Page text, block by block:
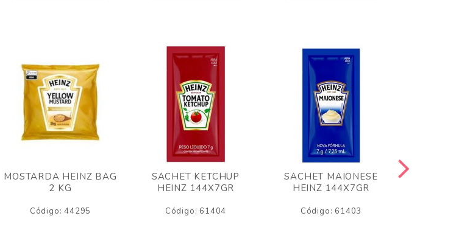
MOSTARDA HEINZ BAG
2 KG
Código: 44295
SACHET KETCHUP
HEINZ 144X7GR
Código: 61404
SACHET MAIONESE
HEINZ 144X7GR
Código: 61403